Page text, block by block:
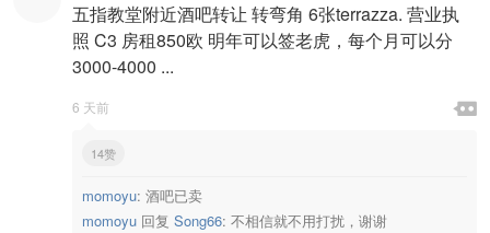
五指教堂附近酒吧转让 转弯角 6张terrazza. 营业执
照 C3 房租850欧 明年可以签老虎，每个月可以分
3000-4000 ...

6 天前 
14赞
momoyu: 酒吧已卖
momoyu 回复 Song66: 不相信就不用打扰，谢谢